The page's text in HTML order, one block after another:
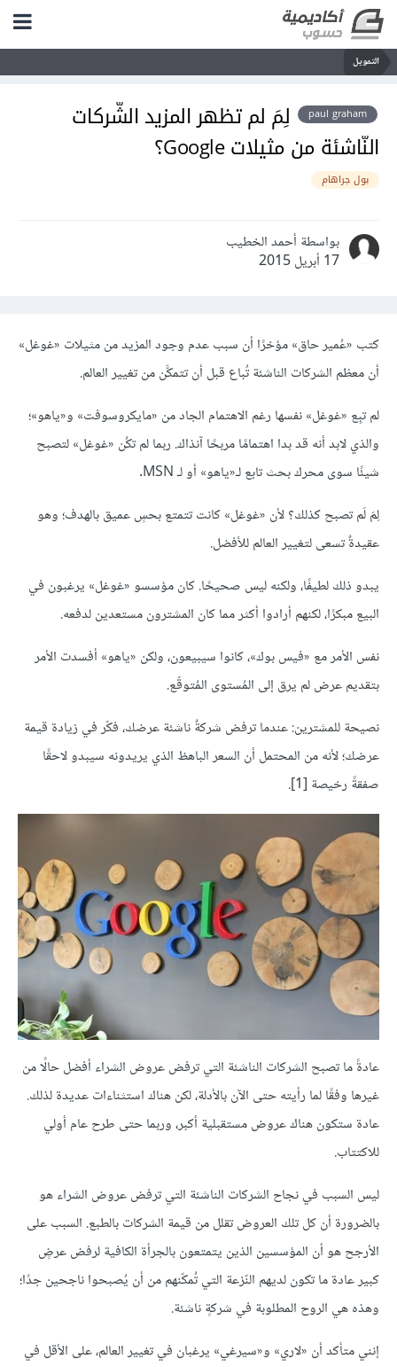
التمويل
paul graham
لِمَ لم تظهر المزيد الشّركات
النّاشئة من مثيلات Google؟
بول جراهام
بواسطة أحمد الخطيب
17 أبريل 2015
كتب «عُمير حاق»مؤخرًا أن سبب عدم وجود المزيد من مثيلات «غوغل»
أن معظم الشركات الناشئة تُباع قبل أن تتمكَّن من تغيير العالم.
لم تبِع «غوغل» نفسها رغم الاهتمام الجاد من «مايكروسوفت» و«ياهو»؛
والذي لابد أنه قد بدا اهتمامًا مربحًا آنذاك. ربما لم تكُن «غوغل» لتصبح
شيئًا سوى محرك بحث تابع لـ«ياهو» أو لـ MSN.
لِمَ لَم تصبح كذلك؟ لأن «غوغل» كانت تتمتع بحسٍ عميق بالهدف؛ وهو
عقيدةٌ تسعى لتغيير العالم للأفضل.
يبدو ذلك لطيفًا، ولكنه ليس صحيحًا. كان مؤسسو «غوغل» يرغبون في
البيع مبكرًا، لكنهم أرادوا أكثر مما كان المشترون مستعدين لدفعه.
نفس الأمر مع «فيس بوك»، كانوا سيبيعون، ولكن «ياهو» أفسدت الأمر
بتقديم عرض لم يرق إلى المُستوى المُتوقّع.
نصيحة للمشترين: عندما ترفض شركةٌ ناشئة عرضك، فكّر في زيادة قيمة
عرضك؛ لأنه من المحتمل أن السعر الباهظ الذي يريدونه سيبدو لاحقًا
صفقةً رخيصة [1].
عادةً ما تصبح الشركات الناشئة التي ترفض عروض الشراء أفضل حالًا من
غيرها وفقًا لما رأيته حتى الآن بالأدلة، لكن هناك استثناءات عديدة لذلك.
عادة ستكون هناك عروض مستقبلية أكبر، وربما حتى طرح عام أولي
للاكتتاب.
ليس السبب في نجاح الشركات الناشئة التي ترفض عروض الشراء هو
بالضرورة أن كل تلك العروض تقلل من قيمة الشركات بالطبع. السبب على
الأرجح هو أن المؤسسين الذين يتمتعون بالجرأة الكافية لرفض عرضٍ
كبير عادة ما تكون لديهم النّزعة التي تُمكّنهم من أن يُصبحوا ناجحين جدًا؛
وهذه هي الروح المطلوبة في شركةٍ ناشئة.
إنني متأكد أن «لاري» و«سيرغي» يرغبان في تغيير العالم، على الأقل في